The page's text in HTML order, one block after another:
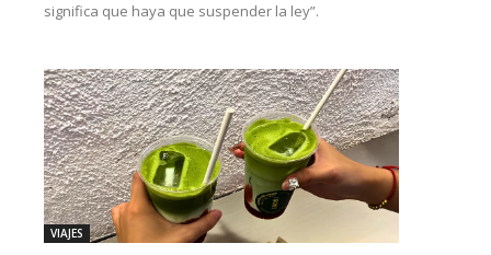
significa que haya que suspender la ley”.
VIAJES